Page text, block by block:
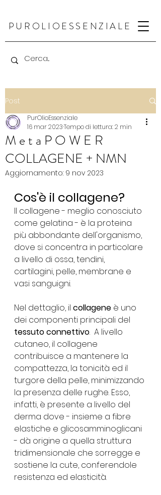
PUR OLIOESSENZIALE
Post
M e t a P O W E R
COLLAGENE + NMN
PurOlioEssenziale
16 mar 2023Tempo di lettura: 2 min
Aggiornamento: 9 nov 2023
Cos'è il collagene?
Il collagene - meglio conosciuto
come gelatina - è la proteina
più abbondante dell'organismo,
dove si concentra in particolare
a livello di ossa, tendini,
cartilagini, pelle, membrane e
vasi sanguigni.
Nel dettaglio, il collagene è uno
dei componenti principali del
tessuto connettivo.  A livello
cutaneo, il collagene
contribuisce a mantenere la
compattezza, la tonicità ed il
turgore della pelle, minimizzando
la presenza delle rughe. Esso,
infatti, è presente a livello del
derma dove - insieme a fibre
elastiche e glicosamminoglicani
- dà origine a quella struttura
tridimensionale che sorregge e
sostiene la cute, conferendole
resistenza ed elasticità.